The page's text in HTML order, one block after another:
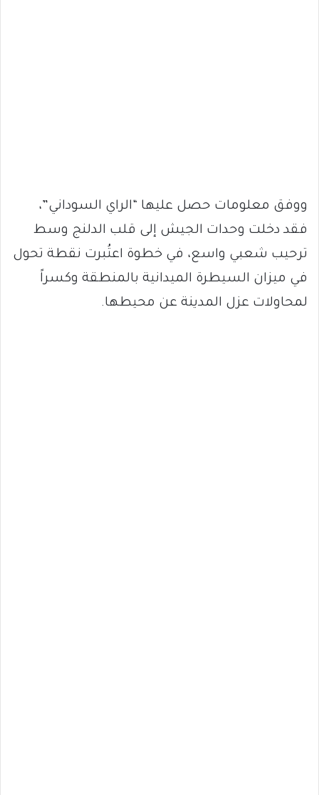
ووفق معلومات حصل عليها “الراي السوداني”،
فقد دخلت وحدات الجيش إلى قلب الدلنج وسط
ترحيب شعبي واسع، في خطوة اعتُبرت نقطة تحول
في ميزان السيطرة الميدانية بالمنطقة وكسراً
لمحاولات عزل المدينة عن محيطها.